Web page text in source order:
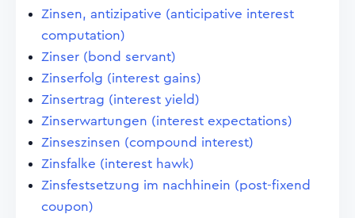
Zinsen, antizipative (anticipative interest
computation)
Zinser (bond servant)
Zinserfolg (interest gains)
Zinsertrag (interest yield)
Zinserwartungen (interest expectations)
Zinseszinsen (compound interest)
Zinsfalke (interest hawk)
Zinsfestsetzung im nachhinein (post-fixend
coupon)